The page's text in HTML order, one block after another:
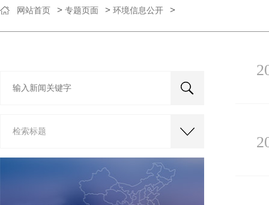
网站首页 > 专题页面 > 环境信息公开 >
检索标题